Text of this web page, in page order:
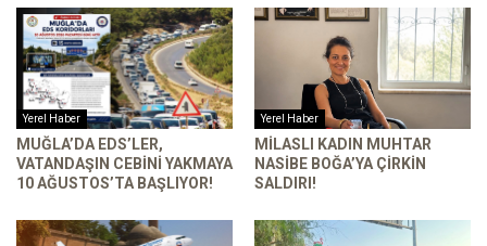
Yerel Haber
MUĞLA’DA EDS’LER,
VATANDAŞIN CEBINI YAKMAYA
10 AĞUSTOS’TA BAŞLIYOR!
Yerel Haber
MILASLI KADIN MUHTAR
NASIBE BOĞA’YA ÇIRKIN
SALDIRI!